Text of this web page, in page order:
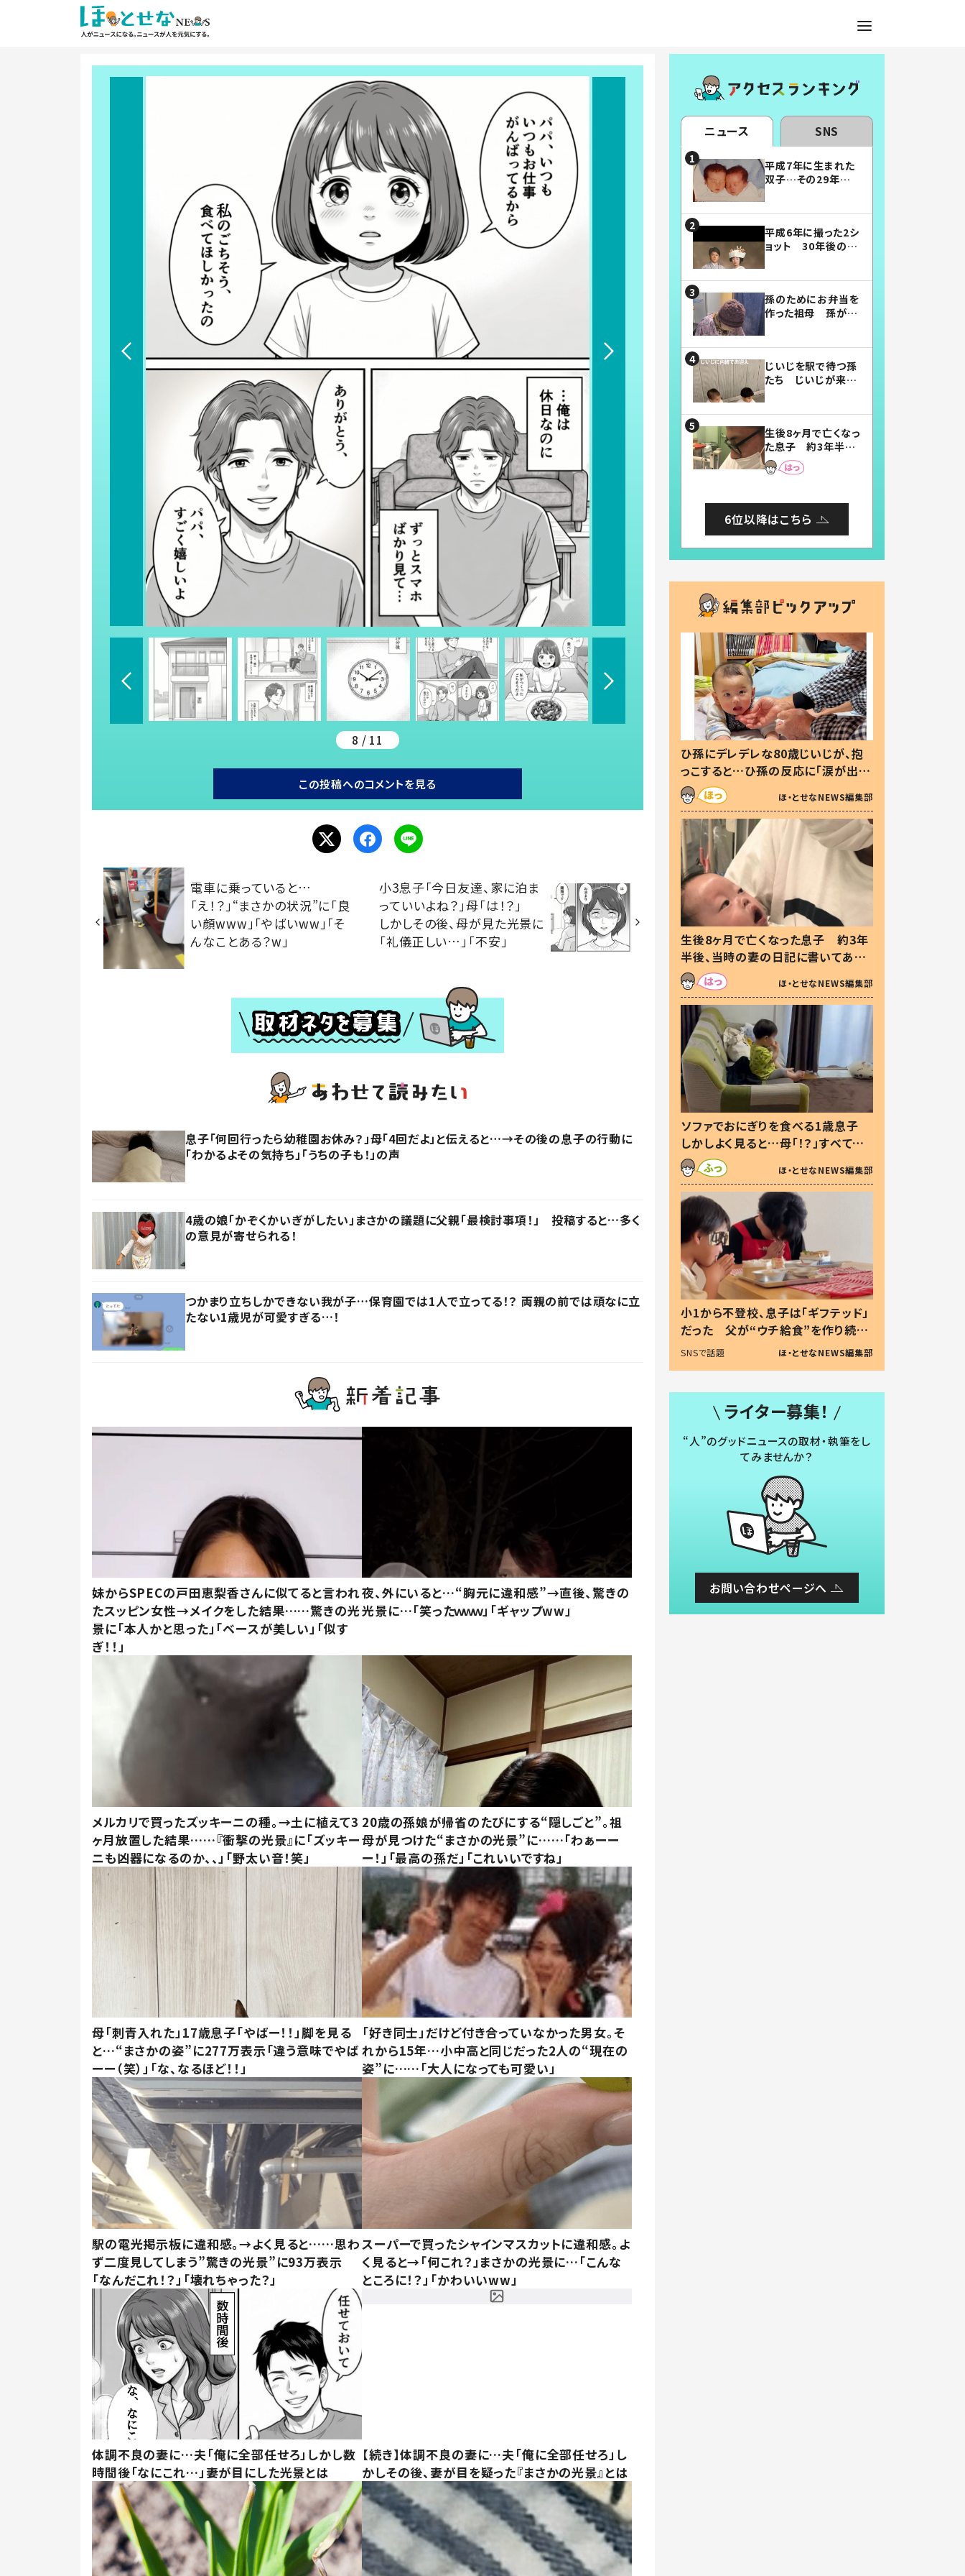
8 / 11
この投稿へのコメントを見る
電車に乗っていると…
「え！？」“まさかの状況”に「良
い顔www」「やばいww」「そ
んなことある？w」
小3息子「今日友達、家に泊ま
っていいよね？」母「は！？」
しかしその後、母が見た光景に
「礼儀正しい…」「不安」
息子「何回行ったら幼稚園お休み？」母「4回だよ」と伝えると…→その後の息子の行動に
「わかるよその気持ち」「うちの子も！」の声
4歳の娘「かぞくかいぎがしたい」まさかの議題に父親「最検討事項！」 投稿すると…多く
の意見が寄せられる！
つかまり立ちしかできない我が子…保育園では1人で立ってる！？ 両親の前では頑なに立
たない1歳児が可愛すぎる…！
妹からSPECの戸田恵梨香さんに似てると言われ
たスッピン女性→メイクをした結果……驚きの光
景に「本人かと思った」「ベースが美しい」「似す
ぎ！！」
夜、外にいると…“胸元に違和感”→直後、驚きの
光景に…「笑ったｗｗｗ」「ギャップww」
メルカリで買ったズッキーニの種。→土に植えて3
ヶ月放置した結果……『衝撃の光景』に「ズッキー
ニも凶器になるのか、、」「野太い音！笑」
20歳の孫娘が帰省のたびにする“隠しごと”。祖
母が見つけた“まさかの光景”に……「わぁーー
ー！」「最高の孫だ」「これいいですね」
母「刺青入れた」17歳息子「やばー！！」脚を見る
と…“まさかの姿”に277万表示「違う意味でやば
ーー（笑）」「な、なるほど！！」
「好き同士」だけど付き合っていなかった男女。そ
れから15年…小中高と同じだった2人の“現在の
姿”に……「大人になっても可愛い」
駅の電光掲示板に違和感。→よく見ると……思わ
ず二度見してしまう”驚きの光景”に93万表示
「なんだこれ！？」「壊れちゃった？」
スーパーで買ったシャインマスカットに違和感。よ
く見ると→「何これ？」まさかの光景に…「こんな
ところに！？」「かわいいww」
体調不良の妻に…夫「俺に全部任せろ」しかし数
時間後「なにこれ…」妻が目にした光景とは
【続き】体調不良の妻に…夫「俺に全部任せろ」し
かしその後、妻が目を疑った『まさかの光景』とは
ニュース SNS
平成7年に生まれた
双子…その29年後
平成6年に撮った2シ
ョット 30年後の姿
孫のためにお弁当を
作った祖母 孫が絶
じいじを駅で待つ孫
たち じいじが来た
まらない」「幸せにな
れる」
生後8ヶ月で亡くなっ
た息子 約3年半
後、当時の妻の日記
に書いてあった本音
6位以降はこちら
ひ孫にデレデレな80歳じいじが、抱
っこすると…ひ孫の反応に「涙が出ま
した」「可愛くて仕方ない」
ほ・とせなNEWS編集部
生後8ヶ月で亡くなった息子 約3年
半後、当時の妻の日記に書いてあっ
た本音とは
ほ・とせなNEWS編集部
ソファでおにぎりを食べる1歳息子
しかしよく見ると…母「！？」すべてを
察した母の投稿に「可愛いから許
す！」「現行犯〜」
ほ・とせなNEWS編集部
小1から不登校、息子は「ギフテッド」
だった 父が“ウチ給食”を作り続け
る理由とは #令和の親 #令和の子
SNSで話題 ほ・とせなNEWS編集部
ライター募集！
“人”のグッドニュースの取材・執筆をし
てみませんか？
お問い合わせページへ